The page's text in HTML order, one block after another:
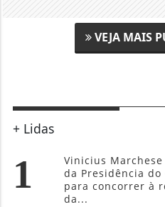
VEJA MAIS
+ Lidas
1
Vinicius
da Presidência do
para concorrer à
da...